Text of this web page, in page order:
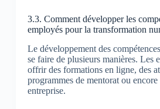
3.3. Comment développer les
employés pour la transformation
Le développement des
se faire de plusieurs manières. Les
offrir des formations en ligne, des
programmes de mentorat ou
entreprise.